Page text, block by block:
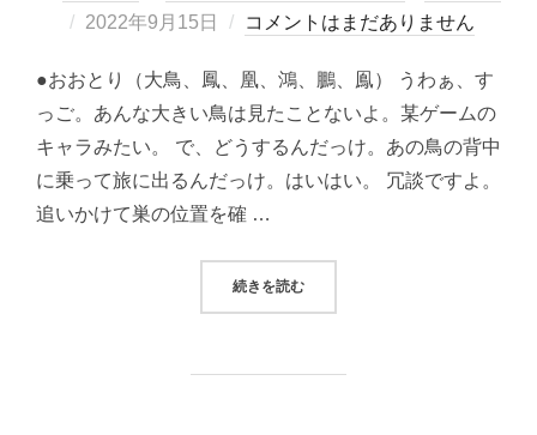
投
日:
2022年9月15日 コメントはまだありません
●おおとり（大鳥、鳳、凰、鴻、鵬、鳯） うわぁ、す
っご。あんな大きい鳥は見たことないよ。某ゲームの
キャラみたい。 で、どうするんだっけ。あの鳥の背中
に乗って旅に出るんだっけ。はいはい。 冗談ですよ。
追いかけて巣の位置を確 …
続きを読む“TWITTER小説 その４５７”